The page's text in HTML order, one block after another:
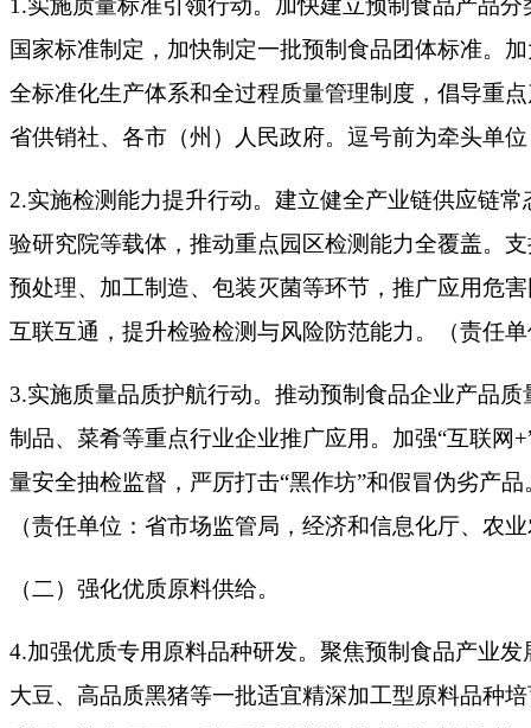
1.实施质量标准引领行动。加快建立预制食品产品
国家标准制定，加快制定一批预制食品团体标准。
全标准化生产体系和全过程质量管理制度，倡导重
省供销社、各市（州）人民政府。逗号前为牵头单
2.实施检测能力提升行动。建立健全产业链供应链
验研究院等载体，推动重点园区检测能力全覆盖。
预处理、加工制造、包装灭菌等环节，推广应用危
互联互通，提升检验检测与风险防范能力。（责任
3.实施质量品质护航行动。推动预制食品企业产品
制品、菜肴等重点行业企业推广应用。加强“互联网
量安全抽检监督，严厉打击“黑作坊”和假冒伪劣产
（责任单位：省市场监管局，经济和信息化厅、农
（二）强化优质原料供给。
4.加强优质专用原料品种研发。聚焦预制食品产业
大豆、高品质黑猪等一批适宜精深加工型原料品种